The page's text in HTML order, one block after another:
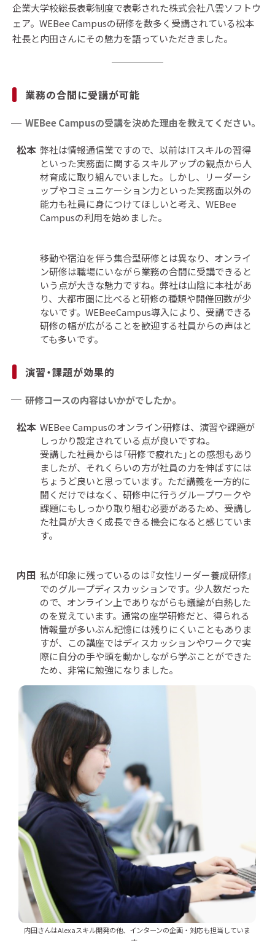
企業大学校総長表彰制度で表彰された株式会社八雲ソフトウ
ェア。WEBee Campusの研修を数多く受講されている松本
社長と内田さんにその魅力を語っていただきました。
業務の合間に受講が可能
WEBee Campusの受講を決めた理由を教えてください。
松本 弊社は情報通信業ですので、以前はITスキルの習得
といった実務面に関するスキルアップの観点から人
材育成に取り組んでいました。しかし、リーダーシ
ップやコミュニケーション力といった実務面以外の
能力も社員に身につけてほしいと考え、WEBee
Campusの利用を始めました。
移動や宿泊を伴う集合型研修とは異なり、オンライ
ン研修は職場にいながら業務の合間に受講できると
いう点が大きな魅力ですね。弊社は山陰に本社があ
り、大都市圏に比べると研修の種類や開催回数が少
ないです。WEBeeCampus導入により、受講できる
研修の幅が広がることを歓迎する社員からの声はと
ても多いです。
演習・課題が効果的
研修コースの内容はいかがでしたか。
松本 WEBee Campusのオンライン研修は、演習や課題が
しっかり設定されている点が良いですね。
受講した社員からは「研修で疲れた」との感想もあり
ましたが、それくらいの方が社員の力を伸ばすには
ちょうど良いと思っています。ただ講義を一方的に
聞くだけではなく、研修中に行うグループワークや
課題にもしっかり取り組む必要があるため、受講し
た社員が大きく成長できる機会になると感じていま
す。
内田 私が印象に残っているのは『女性リーダー養成研修』
でのグループディスカッションです。少人数だった
ので、オンライン上でありながらも議論が白熱した
のを覚えています。通常の座学研修だと、得られる
情報量が多いぶん記憶には残りにくいこともありま
すが、この講座ではディスカッションやワークで実
際に自分の手や頭を動かしながら学ぶことができた
ため、非常に勉強になりました。
内田さんはAlexaスキル開発の他、インターンの企画・対応も担当していま